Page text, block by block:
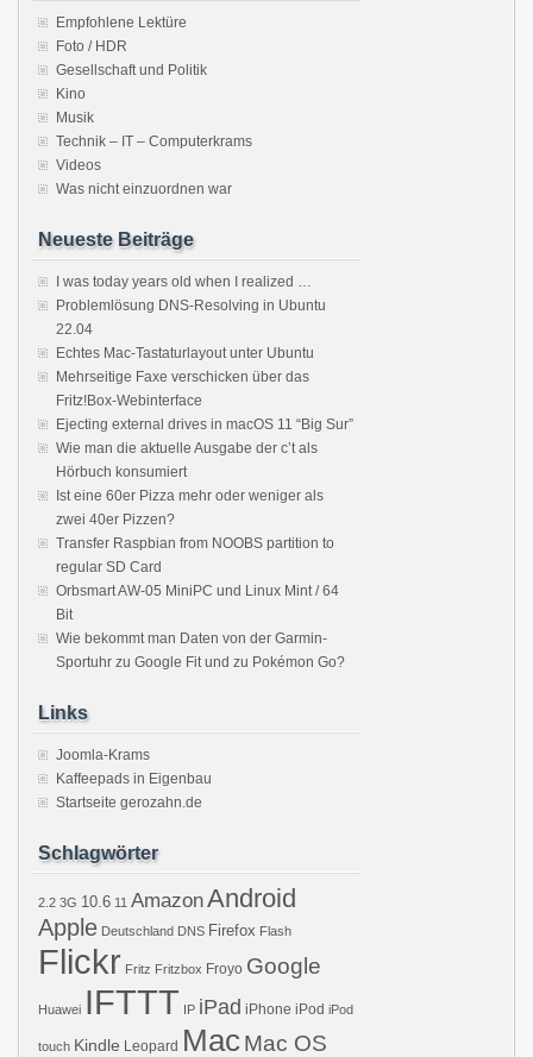
Empfohlene Lektüre
Foto / HDR
Gesellschaft und Politik
Kino
Musik
Technik – IT – Computerkrams
Videos
Was nicht einzuordnen war
Neueste Beiträge
I was today years old when I realized …
Problemlösung DNS-Resolving in Ubuntu
22.04
Echtes Mac-Tastaturlayout unter Ubuntu
Mehrseitige Faxe verschicken über das
Fritz!Box-Webinterface
Ejecting external drives in macOS 11 “Big Sur”
Wie man die aktuelle Ausgabe der c’t als
Hörbuch konsumiert
Ist eine 60er Pizza mehr oder weniger als
zwei 40er Pizzen?
Transfer Raspbian from NOOBS partition to
regular SD Card
Orbsmart AW-05 MiniPC und Linux Mint / 64
Bit
Wie bekommt man Daten von der Garmin-
Sportuhr zu Google Fit und zu Pokémon Go?
Links
Joomla-Krams
Kaffeepads in Eigenbau
Startseite gerozahn.de
Schlagwörter
2.2 3G 10.6 11 AmazonAndroid
Apple Deutschland DNS Firefox Flash
Flickr Fritz Fritzbox Froyo Google
Huawei IFTTT IP iPad iPhone iPod iPod
touch Kindle Leopard MacMac OS